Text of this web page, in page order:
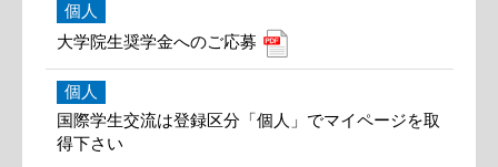
個人
大学院生奨学金へのご応募
個人
国際学生交流は登録区分「個人」でマイページを取
得下さい